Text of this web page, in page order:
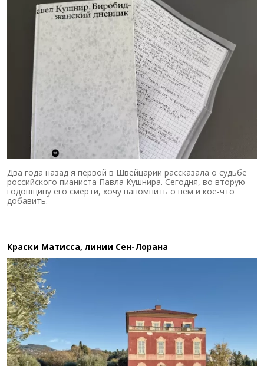
Два года назад я первой в Швейцарии рассказала о судьбе
российского пианиста Павла Кушнира. Сегодня, во вторую
годовщину его смерти, хочу напомнить о нем и кое-что
добавить.
Краски Матисса, линии Сен-Лорана